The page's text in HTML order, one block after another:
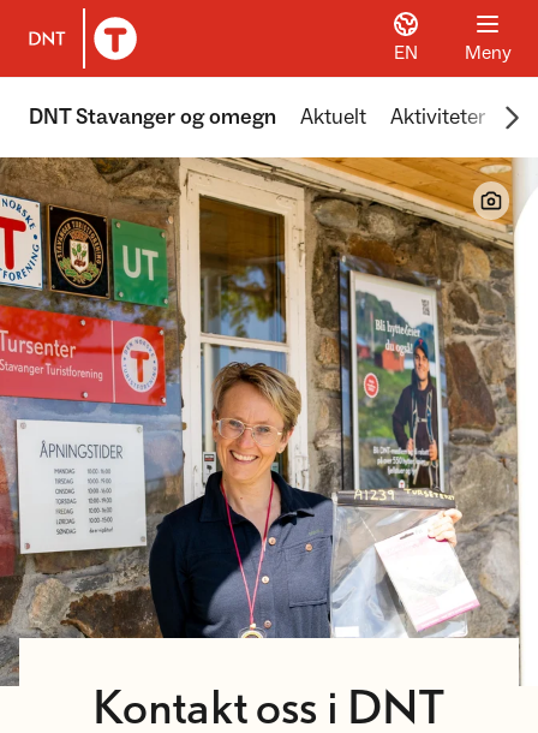
Til DNT.no forside
EN Meny
DNT Stavanger og omegn Aktuelt Aktiviteter
Kontakt oss i DNT